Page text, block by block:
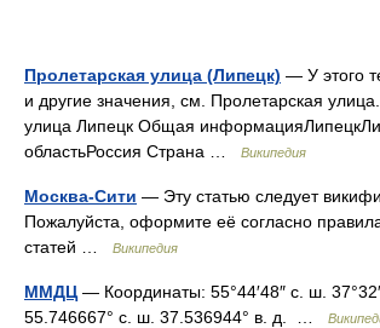
Пролетарская улица (Липецк) — У этого
и другие значения, см. Пролетарская
улица Липецк Общая
областьРоссия Страна …
Википедия
Москва-Сити — Эту статью следует
Пожалуйста, оформите её согласно
статей …
Википедия
ММДЦ — Координаты: 55°44′48″ с. ш.
55.746667° с. ш. 37.536944° в. д. …